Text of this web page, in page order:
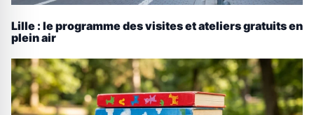
Lille : le programme des visites et ateliers gratuits en
plein air